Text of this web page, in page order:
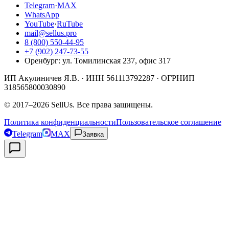
Telegram·MAX
WhatsApp
YouTube·RuTube
mail@sellus.pro
8 (800) 550-44-95
+7 (902) 247-73-55
Оренбург: ул. Томилинская 237, офис 317
ИП Акулиничев Я.В. · ИНН 561113792287 · ОГРНИП
318565800030890
© 2017–2026 SellUs. Все права защищены.
Политика конфиденциальностиПользовательское соглашение
Telegram
MAX Заявка